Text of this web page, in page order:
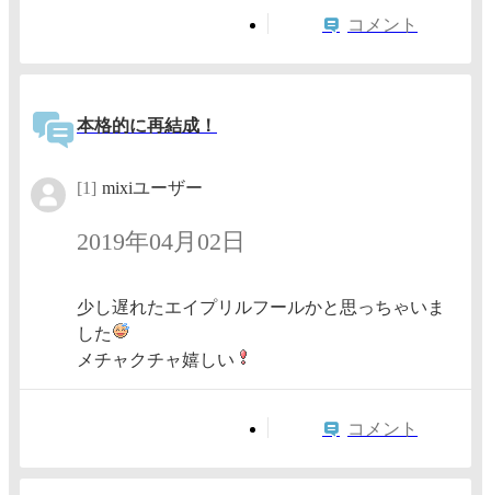
コメント
本格的に再結成！
[1] mixiユーザー
2019年04月02日
少し遅れたエイプリルフールかと思っちゃいま
した
メチャクチャ嬉しい
コメント